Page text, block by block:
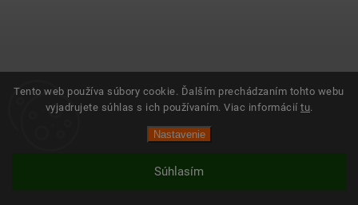
Tento web používa súbory cookie. Ďalším prechádzaním tohto webu
vyjadrujete súhlas s ich používaním. Viac informácií tu.
Nastavenie
Súhlasím
Copyright 2025 ©